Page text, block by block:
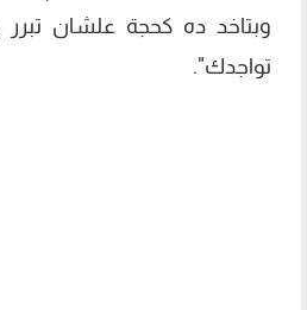
وبتاخد ده كحجة علشان
تواجدك".